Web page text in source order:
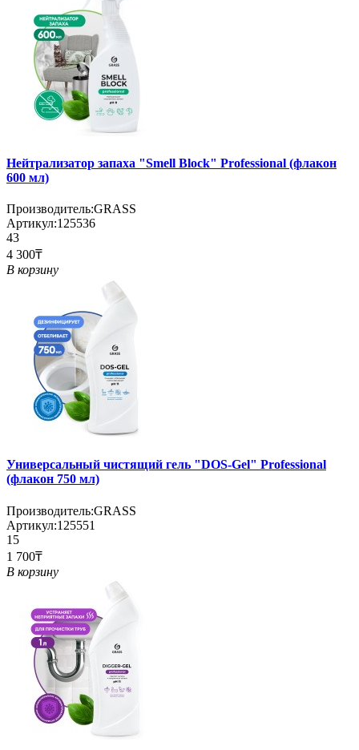
Нейтрализатор запаха "Smell Block" Professional (флакон
600 мл)
Производитель:GRASS
Артикул:125536
43
4 300₸
В корзину
Универсальный чистящий гель "DOS-Gel" Professional
(флакон 750 мл)
Производитель:GRASS
Артикул:125551
15
1 700₸
В корзину